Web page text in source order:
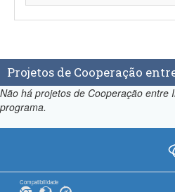
Projetos de Cooperação
Não há projetos de Cooperação entre
programa.
Compatibilidade